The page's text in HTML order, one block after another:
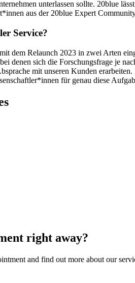
unterlassen sollte. 20blue
aus der 20blue Expert
Service?
dem Relaunch 2023 in zwei Arten
denen sich die Forschungsfrage je
mit unseren Kunden
für genau diese
right away?
and find out more about our